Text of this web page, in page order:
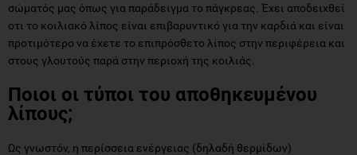
σώματός μας όπως για παράδειγμα το πάγκρεας. Έχει αποδειχθεί
οτι το κοιλιακό λίπος είναι επιβαρυντικό για την καρδιά και είναι
προτιμότερο να έχετε το επιπρόσθετο λίπος στην περιφέρεια και
στους γλουτούς παρά στην περιοχή της κοιλιάς.
Ποιοι οι τύποι του αποθηκευμένου
λίπους;
Ως γνωστόν, η περίσσεια ενέργειας (δηλαδή θερμίδων)